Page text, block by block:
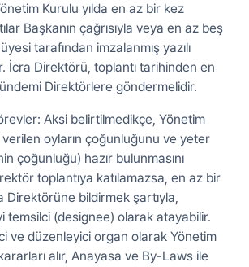
Kurulu yılda en az bir kez
Başkanın çağrısıyla veya en az beş
tarafından imzalanmış yazılı
İcra Direktörü, toplantı tarihinden en
Direktörlere göndermelidir.
Aksi belirtilmedikçe, Yönetim
verilen oyların çoğunluğunu ve yeter
çoğunluğu) hazır bulunmasını
toplantıya katılamazsa, en az bir
Direktörüne bildirmek şartıyla,
temsilci (designee) olarak atayabilir.
ve düzenleyici organ olarak Yönetim
alır, Anayasa ve By-Laws ile